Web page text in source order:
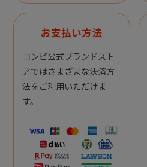
お支払い方法
コンビ公式ブランドスト
アではさまざまな決済方
法をご利用いただけま
す。